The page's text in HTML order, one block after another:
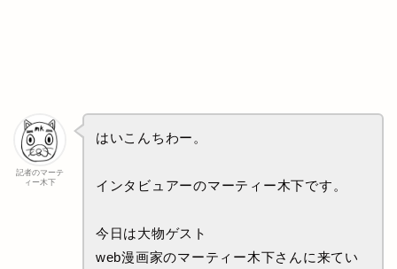
記者のマーテ
ィー木下
はいこんちわー。
インタビュアーのマーティー木下です。
今日は大物ゲスト
web漫画家のマーティー木下さんに来てい